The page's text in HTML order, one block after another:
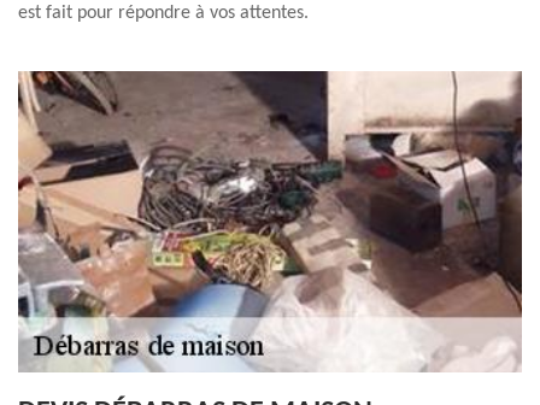
est fait pour répondre à vos attentes.